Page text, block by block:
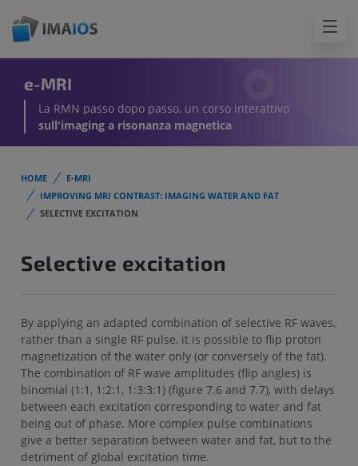
e-MRI
La RMN passo dopo passo, un corso interattivo
sull'imaging a risonanza magnetica
HOME
E-MRI
IMPROVING MRI CONTRAST: IMAGING WATER AND FAT
SELECTIVE EXCITATION
Selective excitation
By applying an adapted combination of selective RF waves,
rather than a single RF pulse, it is possible to flip proton
magnetization of the water only (or conversely of the fat).
The combination of RF wave amplitudes (flip angles) is
binomial (1:1, 1:2:1, 1:3:3:1) (figure 7.6 and 7.7), with delays
between each excitation corresponding to water and fat
being out of phase. More complex pulse combinations
give a better separation between water and fat, but to the
detriment of global excitation time.